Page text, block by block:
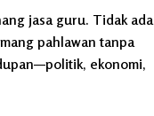
jasa guru. Tidak ada
pahlawan tanpa
ekonomi,